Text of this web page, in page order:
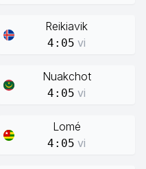
Reikiavik
4:05 vi
Nuakchot
4:05 vi
Lomé
4:05 vi